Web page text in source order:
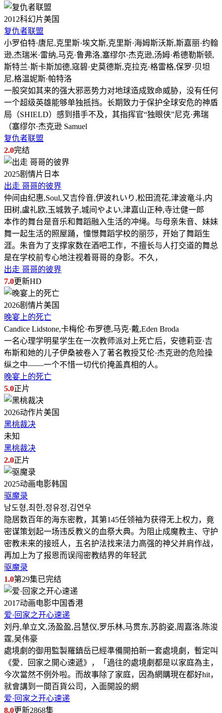
2012科幻片美国
复仇者联盟
小罗伯特·唐尼,克里斯·埃文斯,克里斯·海姆斯沃斯,斯嘉丽·约翰
逊,杰瑞米·雷纳,马克·鲁弗洛,塞缪尔·杰克逊,汤姆·希德勒斯顿,
斯特兰·斯卡斯加德,寇碧·史莫德斯,克拉克·格雷格,保罗·贝坦
尼,格温妮斯·帕特洛
一股突如其来的强大邪恶势力对地球造成致命威胁，没有任何
一个超级英雄能够单独抵挡。长期致力于保护全球安危的神盾
局（SHIELD）感到措手不及，其指挥官“独眼侠”尼克·弗瑞
（塞缪尔·杰克逊 Samuel
复仇者联盟
2.0完结
2025剧情片 日本
出走 哥哥的彼界
仲间由纪惠,Soul,又吉伶音,伊波れいり,松田流花,津波竜斗,内
田树,盧礼欧,玉城敦子,城间やよい,津嘉山正种,寺辻健一郎
本作的舞台是音乐和舞蹈融入生活的冲绳。与母亲朱音、妹妹
舞一起生活的照屋踊，憧憬舞蹈学校的丽莎，开始了舞蹈生
涯。朱音为了支撑家数在酒吧工作，不擅长与人打交道的舞总
是在学校前专心地注视着哥哥的身影。不久，
出走 哥哥的彼界
7.0更新HD
2026剧情片美国
晚宴上的死亡
Candice Lidstone,卡梅伦·布罗德,马克·戴,Eden Broda
一名心理学明星学生在一次教师派对上死亡后，安德莉亚·吉
布斯和她的儿子伊桑被卷入了著名教授艾伦·杰克逊的危险操
纵之中——一个不惜一切代价掩盖真相的人。
晚宴上的死亡
5.0正片
2026动作片美国
黑桃裁决
未知
黑桃裁决
2.0正片
2025动画电影韩国
驱魔录
남도형,최한,정유정,김연우
隐居数百年的海东密教，其第145任领袖为获得无上权力，竟
密谋策划起一场违反教义的血祭大典。为阻止成魔教主、守护
密教未来的接班人，五名护法找来法力高强的神父并肩作战，
再加上为了报恩而误闯密教结界的年轻武
驱魔录
1.0第29集已完结
2017动画电影中国香港
爱·回家之开心速递
刘丹,单立文,汤盈盈,吕慧仪,罗乐林,马贯东,苏韵姿,周嘉洛,陈浚
霆,吴伟豪
處境劇的御用監製羅鎮岳已經準備開拍新一套處境劇，暫定叫
《愛．回家之開心速遞》，「過往的處境劇都是以家庭為主，
今次當然不例外啦。而故事除了家庭，因為網購現在都好hit，
就會講到一間百貨公司，入面開設的網
爱·回家之开心速递
8.0更新2868集